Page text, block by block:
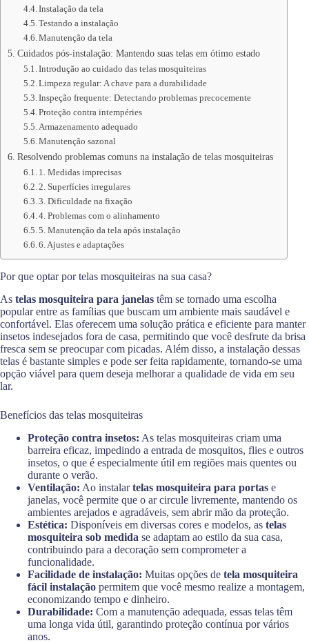
Instalação da tela
Testando a instalação
Manutenção da tela
Cuidados pós-instalação: Mantendo suas telas em ótimo estado
Introdução ao cuidado das telas mosquiteiras
Limpeza regular: A chave para a durabilidade
Inspeção frequente: Detectando problemas precocemente
Proteção contra intempéries
Armazenamento adequado
Manutenção sazonal
Resolvendo problemas comuns na instalação de telas mosquiteiras
1. Medidas imprecisas
2. Superfícies irregulares
3. Dificuldade na fixação
4. Problemas com o alinhamento
5. Manutenção da tela após instalação
6. Ajustes e adaptações
Por que optar por telas mosquiteiras na sua casa?
As telas mosquiteira para janelas têm se tornado uma escolha
popular entre as famílias que buscam um ambiente mais saudável e
confortável. Elas oferecem uma solução prática e eficiente para manter
insetos indesejados fora de casa, permitindo que você desfrute da brisa
fresca sem se preocupar com picadas. Além disso, a instalação dessas
telas é bastante simples e pode ser feita rapidamente, tornando-se uma
opção viável para quem deseja melhorar a qualidade de vida em seu
lar.
Benefícios das telas mosquiteiras
Proteção contra insetos: As telas mosquiteiras criam uma
barreira eficaz, impedindo a entrada de mosquitos, flies e outros
insetos, o que é especialmente útil em regiões mais quentes ou
durante o verão.
Ventilação: Ao instalartelas mosquiteira para portas e
janelas, você permite que o ar circule livremente, mantendo os
ambientes arejados e agradáveis, sem abrir mão da proteção.
Estética: Disponíveis em diversas cores e modelos, as telas
mosquiteira sob medida se adaptam ao estilo da sua casa,
contribuindo para a decoração sem comprometer a
funcionalidade.
Facilidade de instalação: Muitas opções de tela mosquiteira
fácil instalação permitem que você mesmo realize a montagem,
economizando tempo e dinheiro.
Durabilidade: Com a manutenção adequada, essas telas têm
uma longa vida útil, garantindo proteção contínua por vários
anos.